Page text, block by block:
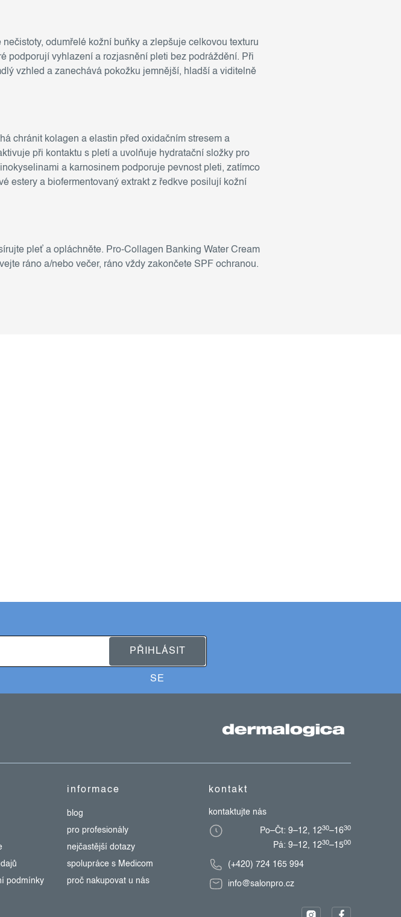
odumřelé kožní buňky a zlepšuje celkovou texturu
podporují vyhlazení a rozjasnění pleti bez podráždění. Při
vzhled a zanechává pokožku jemnější, hladší a viditelně
chránit kolagen a elastin před oxidačním stresem a
při kontaktu s pletí a uvolňuje hydratační složky pro
a karnosinem podporuje pevnost pleti, zatímco
estery a biofermentovaný extrakt z ředkve posilují kožní
pleť a opláchněte. Pro-Collagen Banking Water Cream
ráno a/nebo večer, ráno vždy zakončete SPF ochranou.
PŘIHLÁSIT
SE
podmínky
informace
blog
pro profesionály
nejčastější dotazy
spolupráce s Medicom
proč nakupovat u nás
kontakt
kontaktujte nás
Po–Čt: 9–12, 1230–1630
Pá: 9–12, 1230–1500
(+420) 724 165 994
info@salonpro.cz